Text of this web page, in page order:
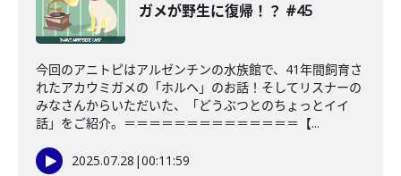
ガメが野生に復帰！？ #45
今回のアニトピはアルゼンチンの水族館で、41年間飼育さ
れたアカウミガメの「ホルヘ」のお話！そしてリスナーの
みなさんからいただいた、「どうぶつとのちょっとイイ
話」をご紹介。＝＝＝＝＝＝＝＝＝＝＝＝＝＝【...
2025.07.28 |00:11:59